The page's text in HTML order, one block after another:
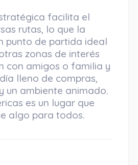
facilita el
rutas, lo que la
punto de partida ideal
zonas de interés
con amigos o familia y
lleno de compras,
un ambiente animado.
es un lugar que
algo para todos.